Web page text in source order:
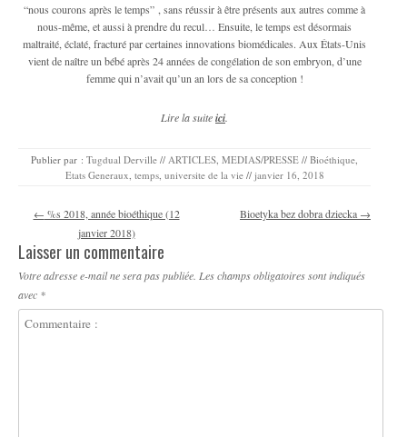
“nous courons après le temps” , sans réussir à être présents aux autres comme à
nous-même, et aussi à prendre du recul… Ensuite, le temps est désormais
maltraité, éclaté, fracturé par certaines innovations biomédicales. Aux États-Unis
vient de naître un bébé après 24 années de congélation de son embryon, d’une
femme qui n’avait qu’un an lors de sa conception !
Lire la suiteici
Publier par : Tugdual Derville // ARTICLES MEDIAS/PRESSE // Bioéthique
Etats Generaux temps, universite de la vie // janvier 16, 2018
Navigation des articles
← %s 2018, année bioéthique (12
janvier 2018)
Bioetyka bez dobra dziecka →
Laisser un commentaire
Votre adresse e-mail ne sera pas publiée. Les champs obligatoires sont indiqués
avec *